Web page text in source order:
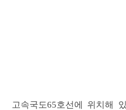
고속국도65호선에 위치해